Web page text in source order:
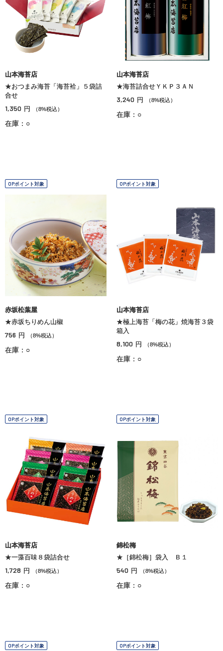
山本海苔店
★おつまみ海苔「海苔袷」５袋詰
合せ
1,350 円 （8%税込）
在庫：○
山本海苔店
★海苔詰合せＹＫＰ３ＡＮ
3,240 円 （8%税込）
在庫：○
OPポイント対象
赤坂松葉屋
★赤坂ちりめん山椒
756 円 （8%税込）
在庫：○
OPポイント対象
山本海苔店
★極上海苔「梅の花」焼海苔３袋
箱入
8,100 円 （8%税込）
在庫：○
OPポイント対象
山本海苔店
★一藻百味８袋詰合せ
1,728 円 （8%税込）
在庫：○
OPポイント対象
錦松梅
★［錦松梅］袋入 Ｂ１
540 円 （8%税込）
在庫：○
OPポイント対象 OPポイント対象